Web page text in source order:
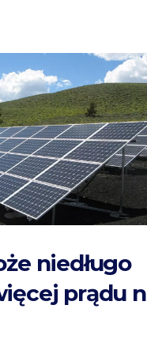
niedługo
prądu